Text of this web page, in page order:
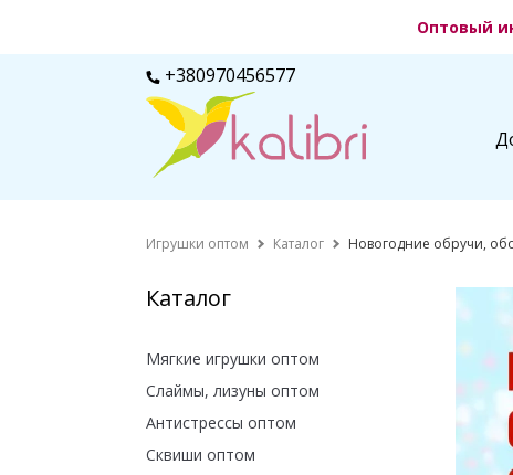
Оптовый
+380970456577
Игрушки оптом Каталог Новогодние обручи,
Каталог
Мягкие игрушки оптом
Слаймы, лизуны оптом
Антистрессы оптом
Сквиши оптом